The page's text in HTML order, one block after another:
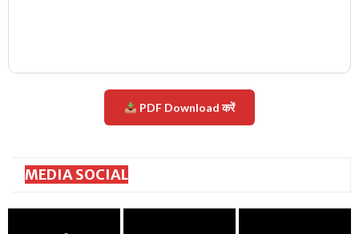
PDF Download करें
MEDIA SOCIAL